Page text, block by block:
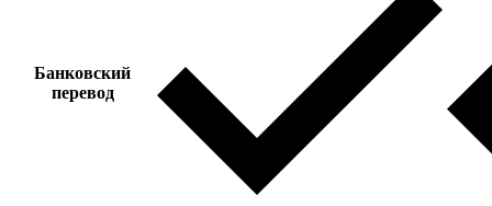
Банковский
перевод